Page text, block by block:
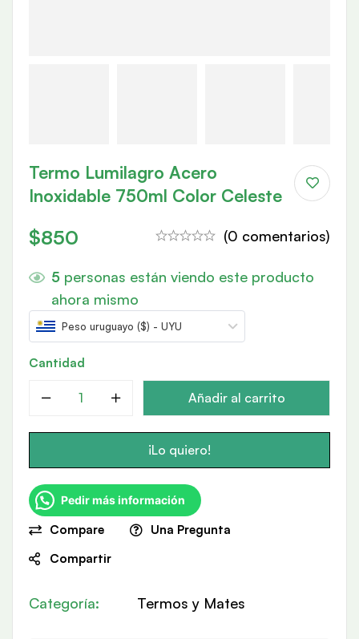
Termo Lumilagro Acero
Inoxidable 750ml Color Celeste
$850 (0 comentarios)
5 personas están viendo este producto
ahora mismo
Peso uruguayo ($) - UYU
Cantidad
Añadir al carrito
¡Lo quiero!
Pedir más información
Compare
Una Pregunta
Compartir
Categoría: Termos y Mates